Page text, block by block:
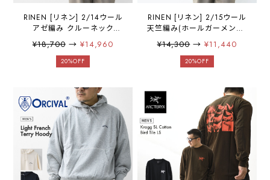
RINEN [リネン] 2/14ウール
アゼ編み クルーネック
[R17683-M] ニット・ウール
ニット・クルーネック・シ
ンプルニット・あったかニ
¥18,700→ ¥14,960
20%OFF
RINEN [リネン] 2/15ウール
天竺編み(ホールガーメント)
クルーネック [R17681-M]
ニット・クルーネック・ラ
ムウール・ラグランスリー
¥14,300→¥11,440
20%OFF